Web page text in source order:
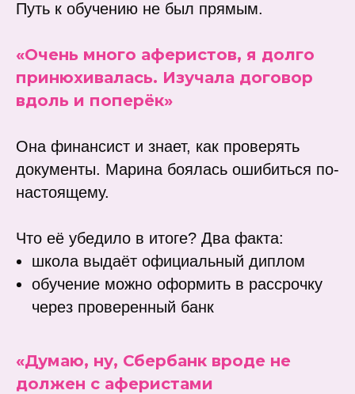
Путь к обучению не был прямым.
«Очень много аферистов, я долго
принюхивалась. Изучала договор
вдоль и поперёк»
Она финансист и знает, как проверять
документы. Марина боялась ошибиться по-
настоящему.
Что её убедило в итоге? Два факта:
школа выдаёт официальный диплом
обучение можно оформить в рассрочку
через проверенный банк
«Думаю, ну, Сбербанк вроде не
должен с аферистами